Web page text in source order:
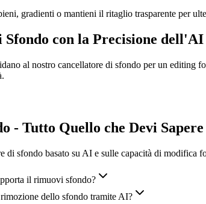
gradienti o mantieni il ritaglio trasparente per
con la Precisione dell'AI
al nostro cancellatore di sfondo per un editing
- Tutto Quello che Devi Sapere
di sfondo basato su AI e sulle capacità di modifica
il rimuovi sfondo?
dello sfondo tramite AI?